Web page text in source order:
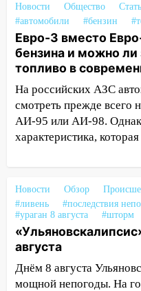
измениться:
три знака
упустить
20:10 Во время
Волге
19:55 В
заблокировало в
готов, ещё два —
17:00
урагана 8 августа
16:38 Прогноз
области на 9
Новости Общество
#автомобили
#бензин
Евро-3 вместо
бензина и можно ли
топливо в
На российских АЗС
смотреть прежде
АИ-95 или АИ-98.
характеристика,
Новости Обзор
#ливень
#последствия
#ураган 8 августа
#шторм
августа
Днём 8 августа
мощной непогоды. На